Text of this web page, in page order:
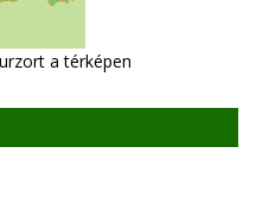
a térképen